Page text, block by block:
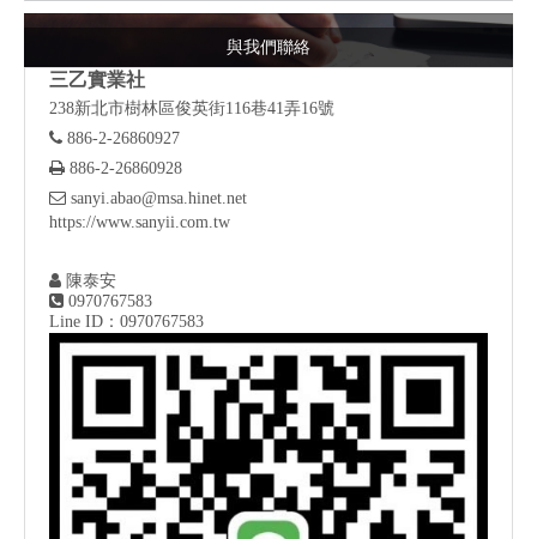
與我們聯絡
三乙實業社
238新北市樹林區俊英街116巷41弄16號
 886-2-26860927
 886-2-26860928
 sanyi.abao@msa.hinet.net
https://www.sanyii.com.tw
 陳泰安
 0970767583
Line ID：0970767583